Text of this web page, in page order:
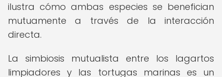
ilustra cómo ambas especies se benefician
mutuamente a través de la interacción
directa.
La simbiosis mutualista entre los lagartos
limpiadores y las tortugas marinas es un